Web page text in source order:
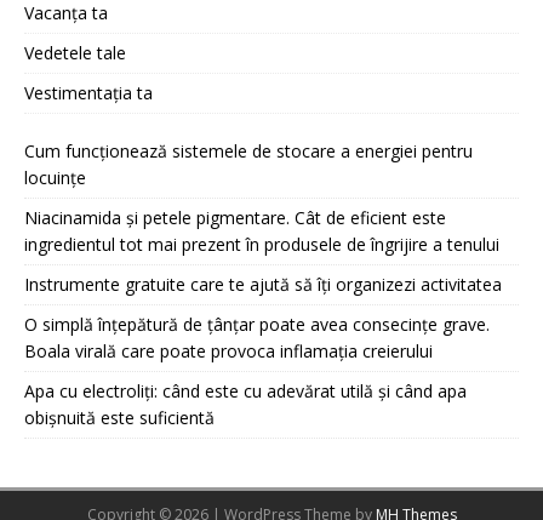
Vacanța ta
Vedetele tale
Vestimentația ta
Cum funcționează sistemele de stocare a energiei pentru
locuințe
Niacinamida și petele pigmentare. Cât de eficient este
ingredientul tot mai prezent în produsele de îngrijire a tenului
Instrumente gratuite care te ajută să îți organizezi activitatea
O simplă înțepătură de țânțar poate avea consecințe grave.
Boala virală care poate provoca inflamația creierului
Apa cu electroliți: când este cu adevărat utilă și când apa
obișnuită este suficientă
Copyright © 2026 | WordPress Theme by MH Themes